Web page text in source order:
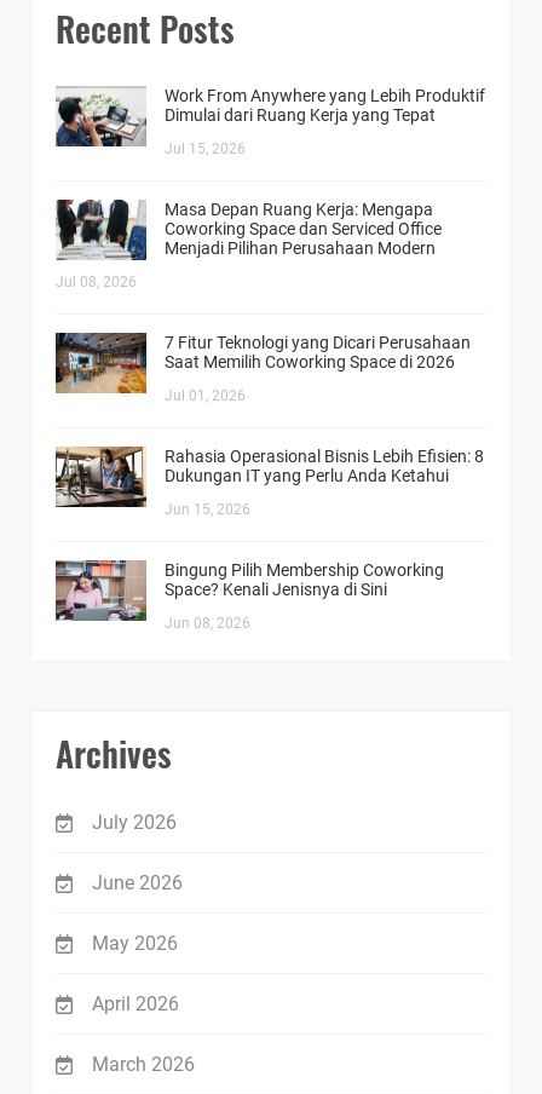
Recent Posts
Work From Anywhere yang Lebih Produktif
Dimulai dari Ruang Kerja yang Tepat
Jul 15, 2026
Masa Depan Ruang Kerja: Mengapa
Coworking Space dan Serviced Office
Menjadi Pilihan Perusahaan Modern
Jul 08, 2026
7 Fitur Teknologi yang Dicari Perusahaan
Saat Memilih Coworking Space di 2026
Jul 01, 2026
Rahasia Operasional Bisnis Lebih Efisien: 8
Dukungan IT yang Perlu Anda Ketahui
Jun 15, 2026
Bingung Pilih Membership Coworking
Space? Kenali Jenisnya di Sini
Jun 08, 2026
Archives
July 2026
June 2026
May 2026
April 2026
March 2026